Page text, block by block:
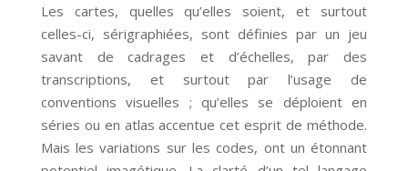
Les cartes, quelles qu’elles soient, et surtout
celles-ci, sérigraphiées, sont définies par un jeu
savant de cadrages et d’échelles, par des
transcriptions, et surtout par l’usage de
conventions visuelles ; qu’elles se déploient en
séries ou en atlas accentue cet esprit de méthode.
Mais les variations sur les codes, ont un étonnant